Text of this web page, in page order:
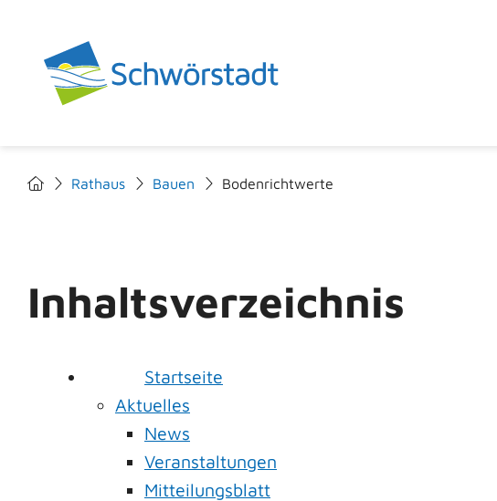
Rathaus Bauen Bodenrichtwerte
Inhaltsverzeichnis
Startseite
Aktuelles
News
Veranstaltungen
Mitteilungsblatt